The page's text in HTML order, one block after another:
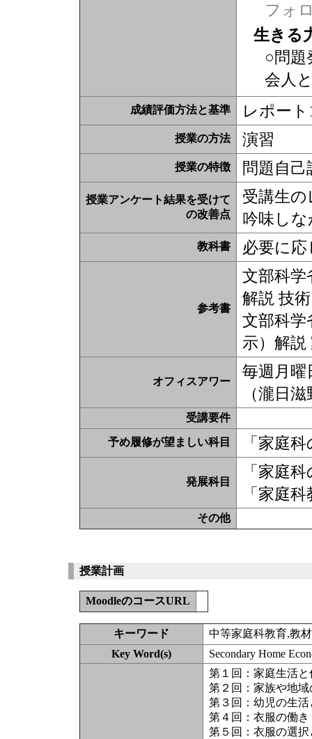
フォ
生きる
○問題
会人
成績評価方法と基準 レポート
授業の方法 演習
授業の特徴 問題自己
授業アンケート結果を受けて
の改善点
受講生
吟味し
教科書 必要に
参考書
文部科学
解説 技
文部科学
示）解説
オフィスアワー
毎週月
（瀧日
受講要件
予め履修が望ましい科目 「家庭
発展科目
「家庭
「家庭
その他
授業計画
MoodleのコースURL
キーワード
中等家庭科教育,教
Key Word(s)
Secondary Home
第１回：家庭生活と
第２回：家族や地
第３回：幼児の生活
第４回：衣服の働き
第５回：衣服の選択